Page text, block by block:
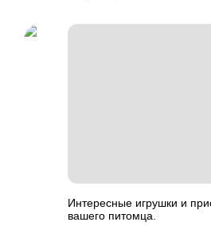
Интересные игрушки и
вашего питомца.